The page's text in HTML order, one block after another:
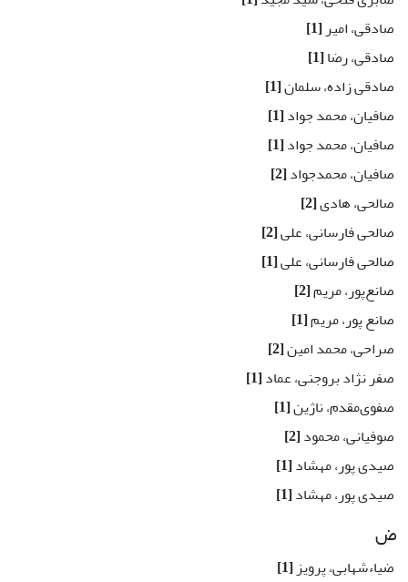
صادقی، امیر[1]
صادقی، رضا[1]
صادقی زاده، سلمان[1]
صافیان، محمد جواد[1]
صافیان، محمد جواد[1]
صافیان، محمدجواد[2]
صالحی، هادی[2]
صالحی فارسانی، علی[2]
صالحی فارسانی، علی[1]
صانع‌پور، مریم[2]
صانع پور، مریم[1]
صراحی، محمد امین[2]
صفر نژاد بروجنی، عماد[1]
صفوی‌مقدم، ناژین[1]
صوفیانی، محمود[2]
صیدی پور، مهشاد[1]
صیدی پور، مهشاد[1]
ض
ضیاءشهابی، پرویز[1]